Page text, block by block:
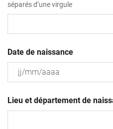
séparés d’une virgule
Date de naissance
slash
MM
Lieu et département de